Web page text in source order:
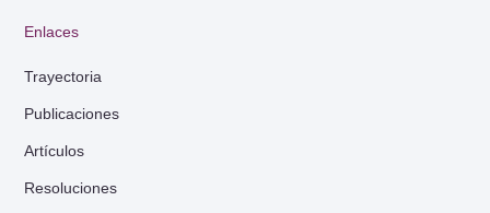
Enlaces
Trayectoria
Publicaciones
Artículos
Resoluciones